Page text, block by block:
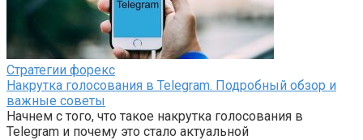
Стратегии форекс
Накрутка голосования в Telegram. Подробный обзор и
важные советы
Начнем с того, что такое накрутка голосования в
Telegram и почему это стало актуальной